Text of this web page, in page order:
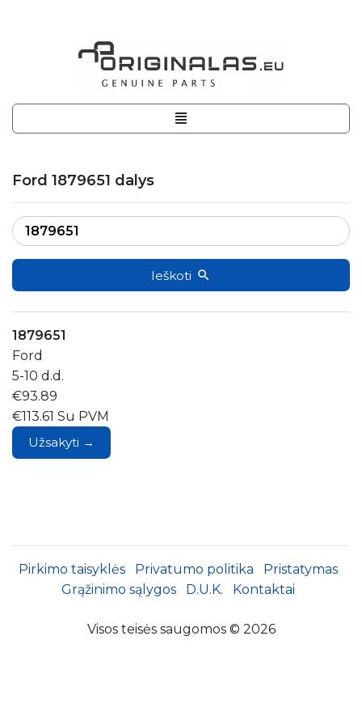
Ford 1879651 dalys
Ieškoti
1879651
Ford
5-10 d.d.
€93.89
€113.61 Su PVM
Užsakyti →
Pirkimo taisyklės Privatumo politika
Pristatymas
Grąžinimo sąlygos
D.U.K. Kontaktai
Visos teisės saugomos © 2026